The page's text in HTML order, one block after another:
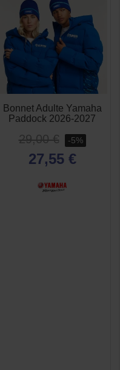
Bonnet Adulte Yamaha
Paddock 2026-2027
29,00 € -5%
27,55 €
 APERÇU
RAPIDE